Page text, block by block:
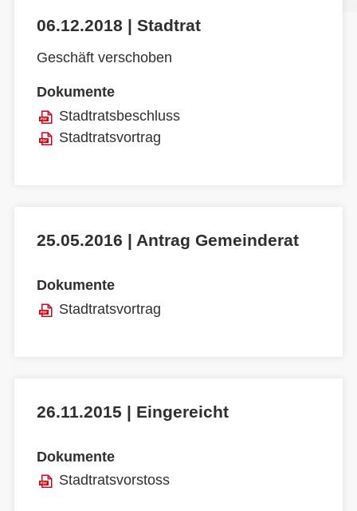
06.12.2018 | Stadtrat
Geschäft verschoben
Dokumente
Stadtratsbeschluss
Stadtratsvortrag
25.05.2016 | Antrag Gemeinderat
Dokumente
Stadtratsvortrag
26.11.2015 | Eingereicht
Dokumente
Stadtratsvorstoss